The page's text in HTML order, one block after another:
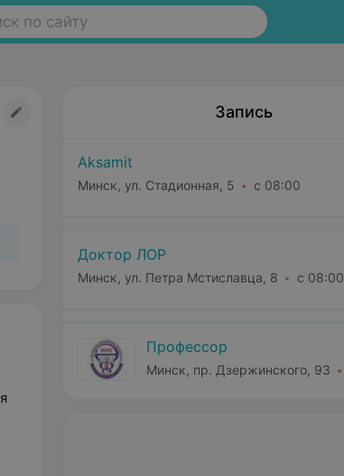
по сайту
Запись
Aksamit
Минск, ул. Стадионная, 5 с 08:00
Доктор ЛОР
Минск, ул. Петра Мстиславца, 8 с 08:00
Профессор
Минск, пр. Дзержинского, 93